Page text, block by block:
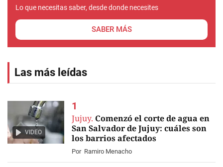
Lo que necesitas saber, desde donde necesites
SABER MÁS
Las más leídas
VIDEO
Jujuy. Comenzó el corte de agua en
San Salvador de Jujuy: cuáles son
los barrios afectados
Por Ramiro Menacho